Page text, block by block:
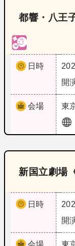
都響・八王
日時
開
会場 東
新国立劇場
日時
開
会場 東